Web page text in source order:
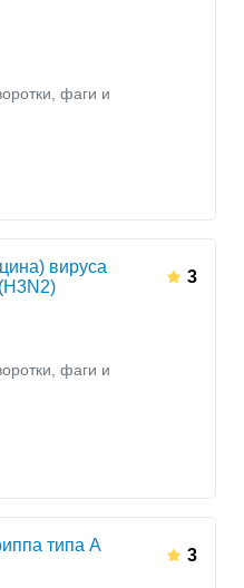
фаги и
вируса
3
фаги и
типа А
3